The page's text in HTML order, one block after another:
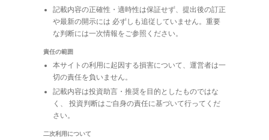
記載内容の正確性・適時性は保証せず、提出後の訂正
や最新の開示には 必ずしも追従していません。重要
な判断には一次情報をご参照ください。
責任の範囲
本サイトの利用に起因する損害について、運営者は一
切の責任を負いません。
記載内容は投資助言・推奨を目的としたものではな
く、 投資判断はご自身の責任に基づいて行ってくだ
さい。
二次利用について